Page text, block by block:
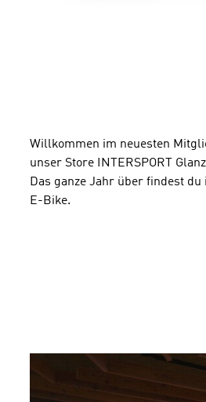
Willkommen im neuesten
unser Store INTERSPORT
Das ganze Jahr über findest du
E-Bike.